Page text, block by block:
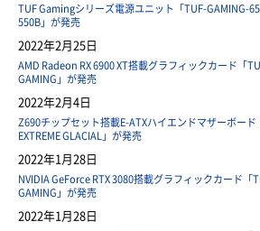
TUF Gamingシリーズ電源ユニット「TUF-GAMING-
550B」が発売
2022年2月25日
AMD Radeon RX 6900 XT搭載グラフィックカード「
GAMING」が発売
2022年2月4日
Z690チップセット搭載E-ATXハイエンドマザーボード
EXTREME GLACIAL」が発売
2022年1月28日
NVIDIA GeForce RTX 3080搭載グラフィックカード「
GAMING」が発売
2022年1月28日